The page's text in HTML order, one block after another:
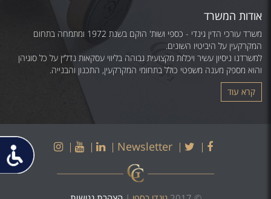
אודות המשרד
משרד עורכי הדין גינדי - כספי ושות' הוקם בשנת 1972 ומתמחה בתחום
המקרקעין על היביטיו השונים.
למשרדנו ניסיון עשיר ויכלות מקצועית גבוהה בליווי עסקאות נדל״ן על כל סוגיהן
והוא מספק מענה משפטי כולל בתחומי המקרקעין, התכנון והבנייה.
קרא עוד
Facebook
Twitter
Newsletter
LinkedIn
Youtube
Instagram
פתח
תפריט
נגישות